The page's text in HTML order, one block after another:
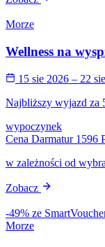
Morze
Wellness na
15 sie 2026 – 22
Najbliższy wyjazd za
wypoczynek
Cena Darmatur 1596
w zależności od
Zobacz
-49% ze
Morze